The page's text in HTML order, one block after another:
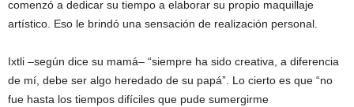
comenzó a dedicar su tiempo a elaborar su propio maquillaje
artístico. Eso le brindó una sensación de realización personal.
Ixtli –según dice su mamá– “siempre ha sido creativa, a diferencia
de mí, debe ser algo heredado de su papá”. Lo cierto es que “no
fue hasta los tiempos difíciles que pude sumergirme